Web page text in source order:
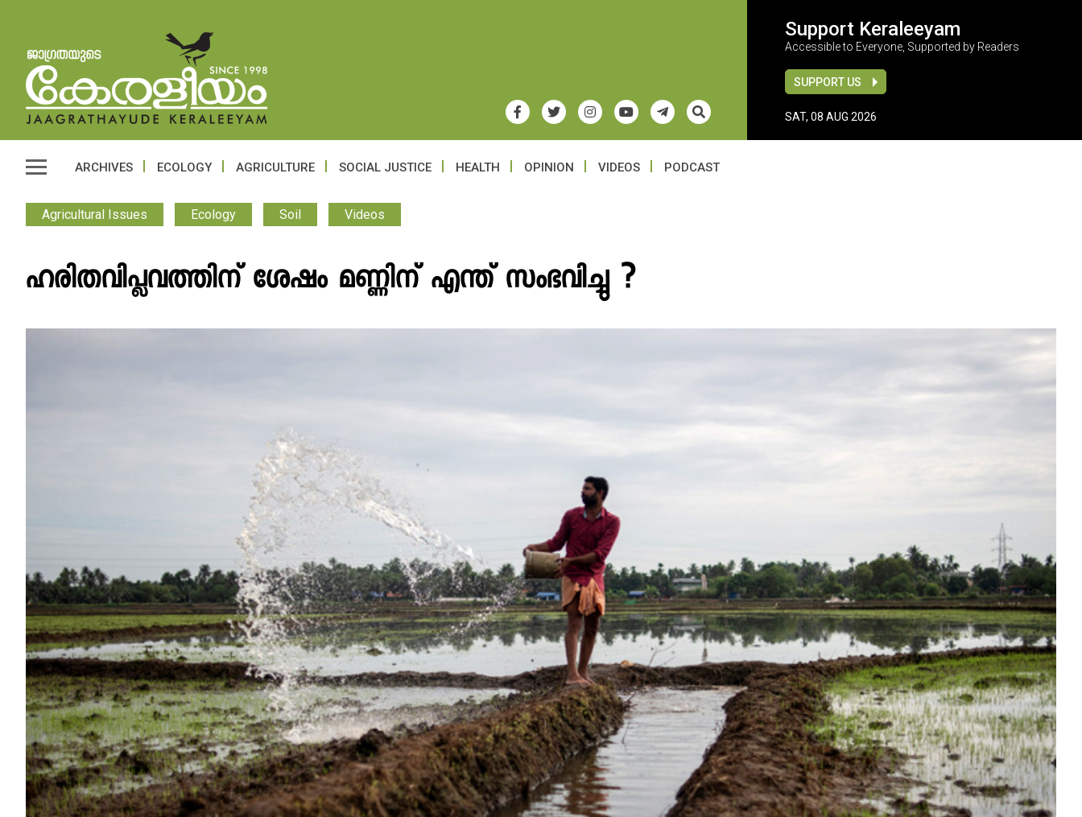
Support Keraleeyam
Accessible to Everyone, Supported by Readers
SUPPORT US
SAT, 08 AUG 2026
ARCHIVES ECOLOGY AGRICULTURE SOCIAL JUSTICE HEALTH OPINION VIDEOS PODCAST
Agricultural Issues Ecology Soil Videos
ഹരിതവിപ്ലവത്തിന് ശേഷം മണ്ണിന് എന്ത് സംഭവിച്ചു ?